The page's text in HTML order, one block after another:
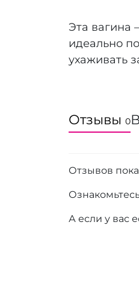
Эта вагина
идеально
ухаживать
Отзывы 0
Отзывов
А если у вас